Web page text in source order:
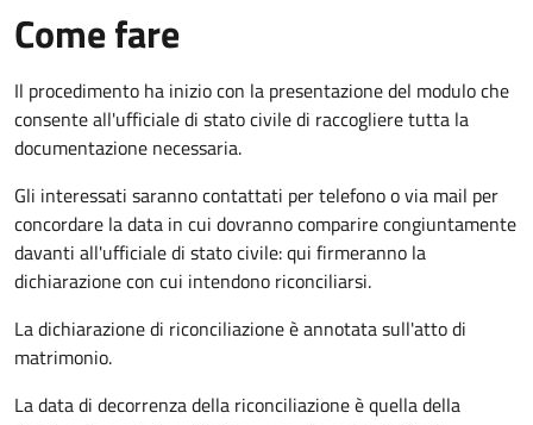
Come fare
Il procedimento ha inizio con la presentazione del modulo che
consente all'ufficiale di stato civile di raccogliere tutta la
documentazione necessaria.
Gli interessati saranno contattati per telefono o via mail per
concordare la data in cui dovranno comparire congiuntamente
davanti all'ufficiale di stato civile: qui firmeranno la
dichiarazione con cui intendono riconciliarsi.
La dichiarazione di riconciliazione è annotata sull'atto di
matrimonio.
La data di decorrenza della riconciliazione è quella della